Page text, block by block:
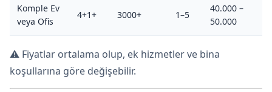
Komple Ev
veya Ofis
4+1+ 3000+ 1–5
40.000 –
50.000
⚠️ Fiyatlar ortalama olup, ek hizmetler ve bina
koşullarına göre değişebilir.